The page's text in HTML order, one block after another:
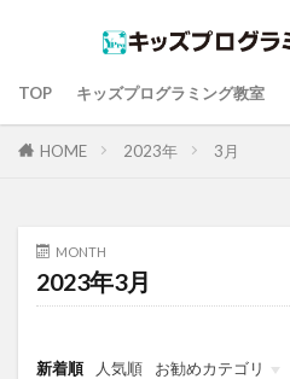
TOP キッズプログラミング教室
HOME 2023年 3月
MONTH
2023年3月
新着順 人気順 お勧めカテゴリ